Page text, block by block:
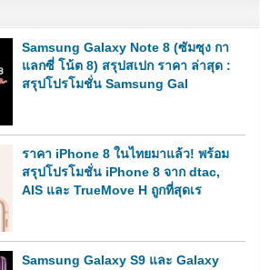
Samsung Galaxy Note 8 (ซัมซุง กา
แลกซี่ โน้ต 8) สรุปสเปก ราคา ล่าสุด :
สรุปโปรโมชั่น Samsung Gal
ราคา iPhone 8 ในไทยมาแล้ว! พร้อม
สรุปโปรโมชั่น iPhone 8 จาก dtac,
AIS และ TrueMove H ถูกที่สุดเร
Samsung Galaxy S9 และ Galaxy